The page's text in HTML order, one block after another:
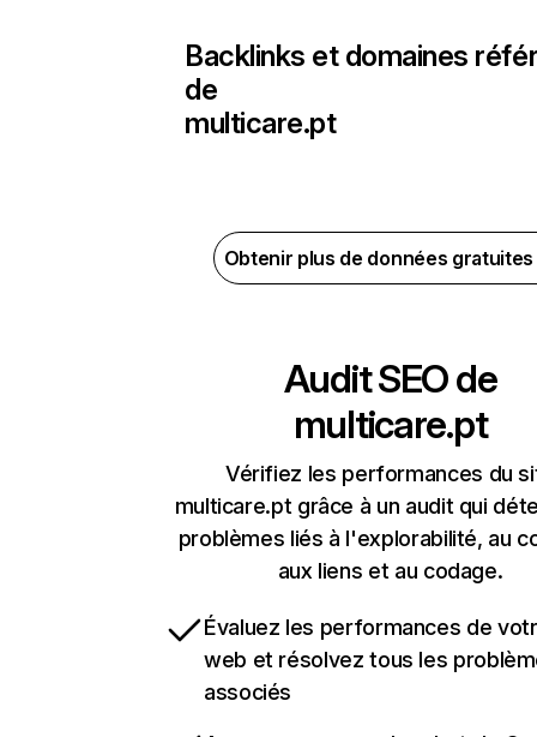
Backlinks et domaines
de
multicare.pt
Obtenir plus de données
Audit SEO de
multicare.pt
Vérifiez les performances du
multicare.pt grâce à un audit qui
problèmes liés à l'explorabilité, au
aux liens et au codage.
Évaluez les performances de
web et résolvez tous les
associés